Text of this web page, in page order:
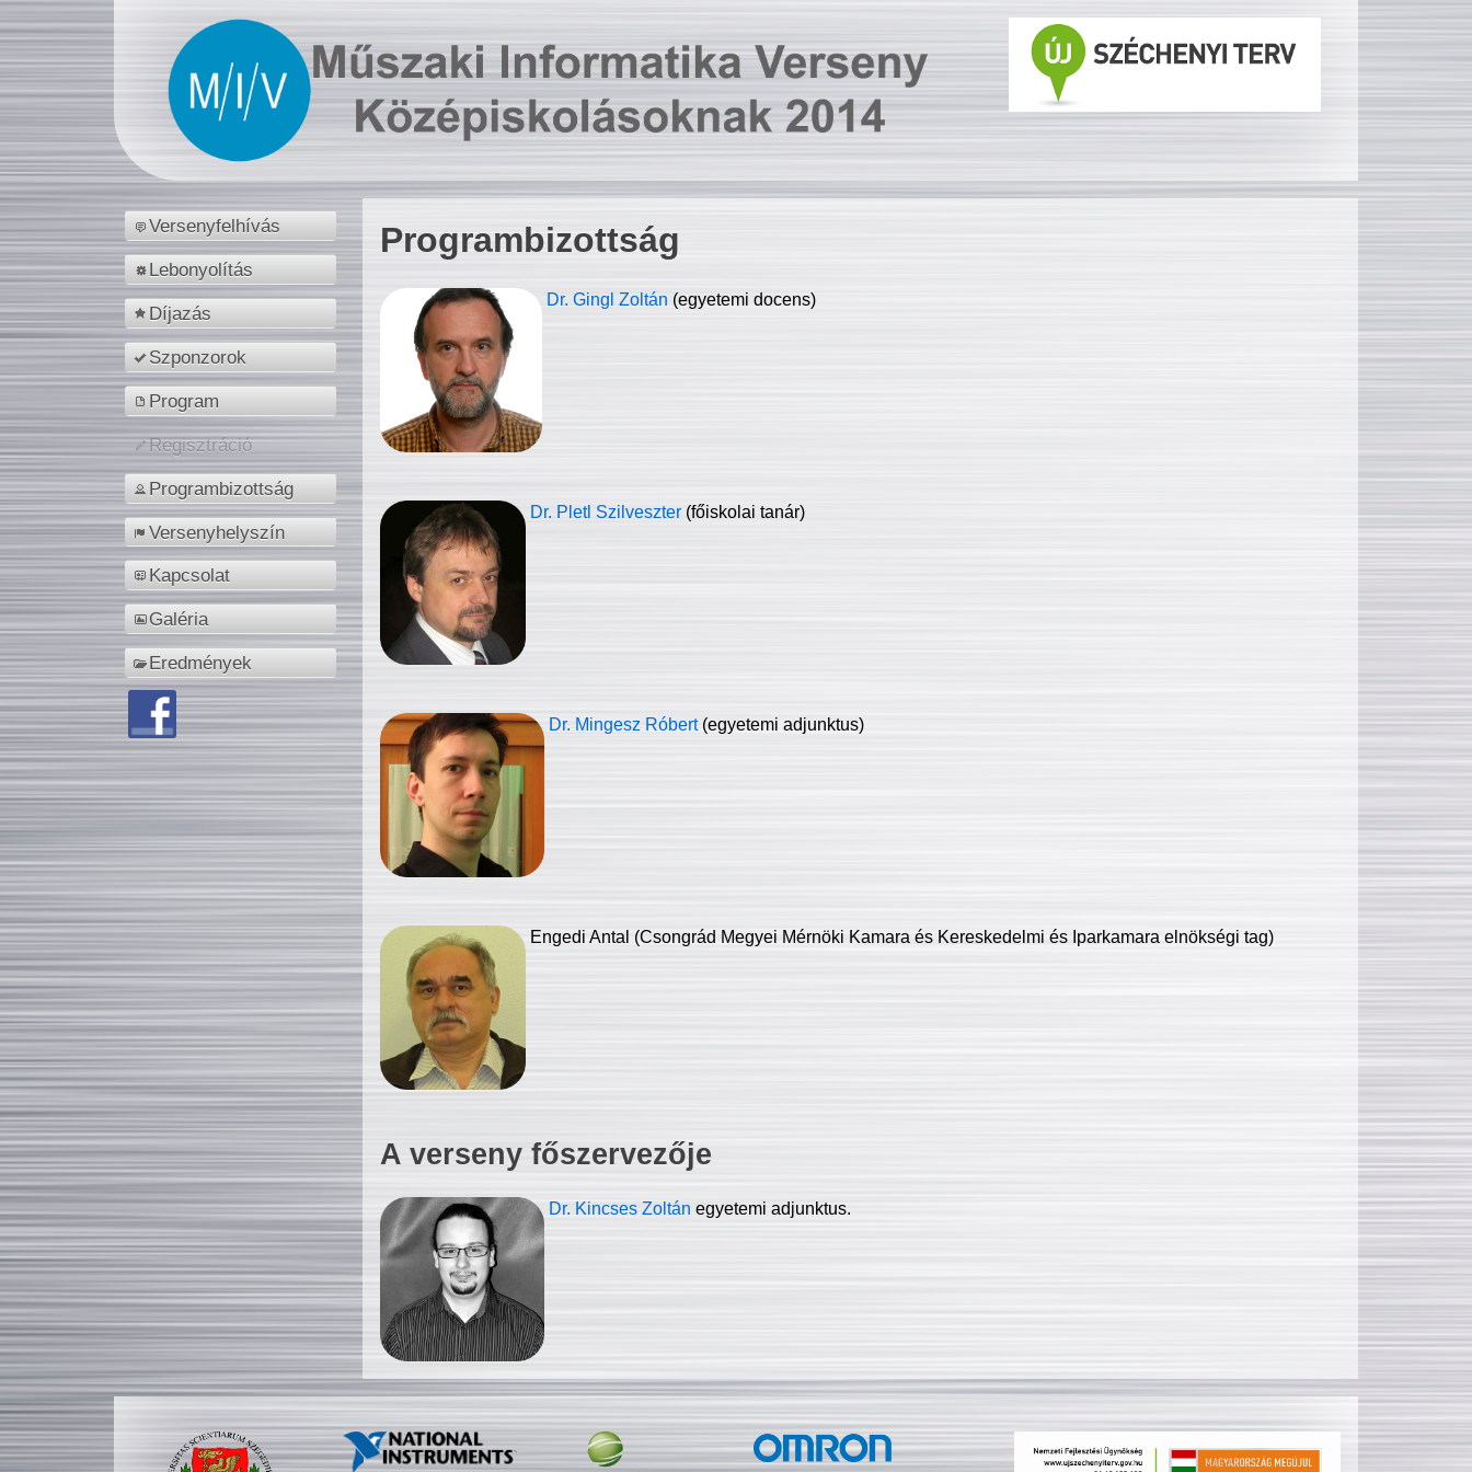
Versenyfelhívás
Lebonyolítás
Díjazás
Szponzorok
Program
Regisztráció
Programbizottság
Versenyhelyszín
Kapcsolat
Galéria
Eredmények
Programbizottság
Dr. Gingl Zoltán (egyetemi docens)
Dr. Pletl Szilveszter (főiskolai tanár)
Dr. Mingesz Róbert (egyetemi adjunktus)
Engedi Antal (Csongrád Megyei Mérnöki Kamara és Kereskedelmi és Iparkamara elnökségi tag)
A verseny főszervezője
Dr. Kincses Zoltán egyetemi adjunktus.